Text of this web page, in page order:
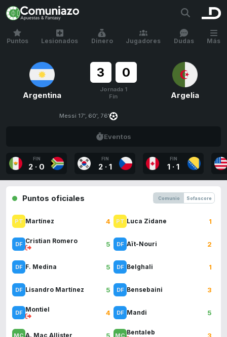
Puntos Lesionados Dinero Jugadores Dudas Más
Argentina
3 0
Jornada 1
Fin
Argelia
Messi 17', 60', 76'
Eventos
FIN
2 · 0
FIN
2 · 1
FIN
1 · 1
Puntos oficiales Comunio Sofascore
Martínez 4
Cristian Romero 5
F. Medina 5
Lisandro Martínez 5
Montiel 4
A. Mac Allister 5
Luca Zidane 1
Aït-Nouri 2
Belghali 1
Bensebaini 3
Mandi 5
Bentaleb 3